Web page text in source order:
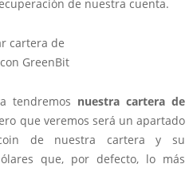
de nuestra cuenta.
tendremos nuestra cartera de
que veremos será un apartado
de nuestra cartera y su
que, por defecto, lo más